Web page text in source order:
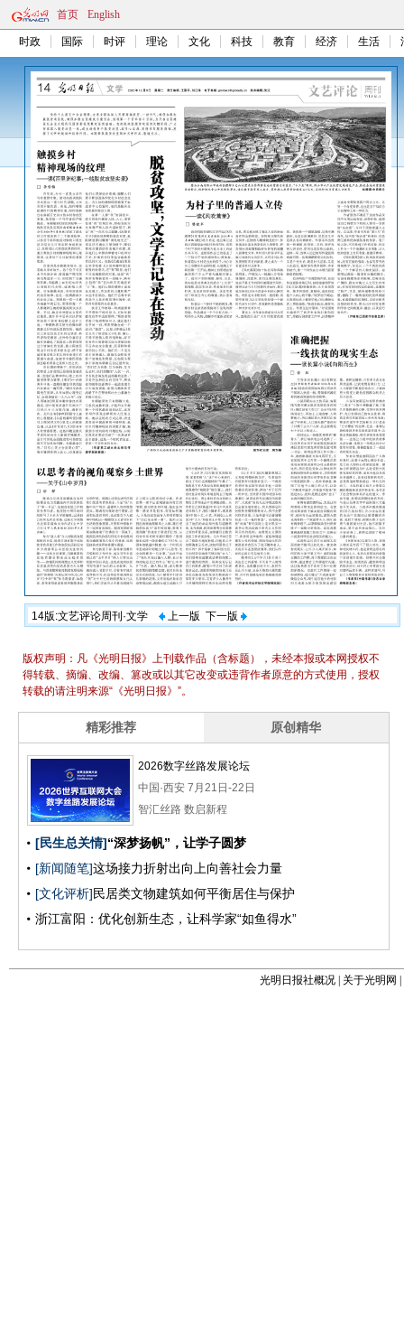
首页 English
时政 国际 时评 理论 文化 科技 教育 经济 生活
14版:文艺评论周刊·文学 上一版 下一版
光明日报社概况 关于光明网